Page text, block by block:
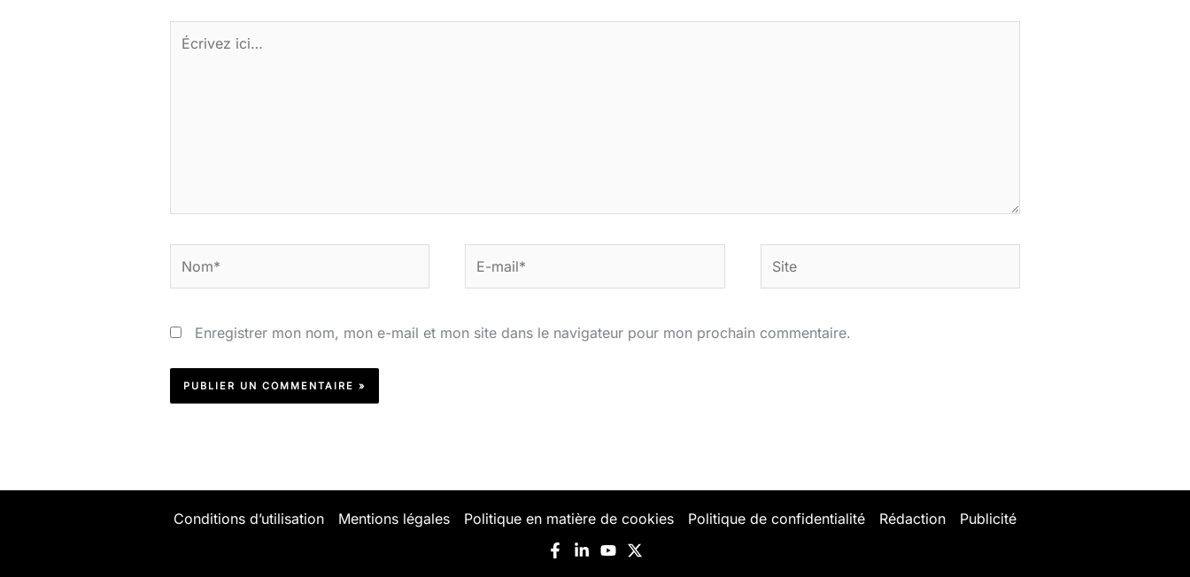
Écrivez
ici…
mail*
Enregistrer mon nom, mon e-mail et mon site dans le navigateur pour mon prochain commentaire.
Conditions d’utilisation Mentions légales Politique en matière de cookies Politique de confidentialité Rédaction Publicité